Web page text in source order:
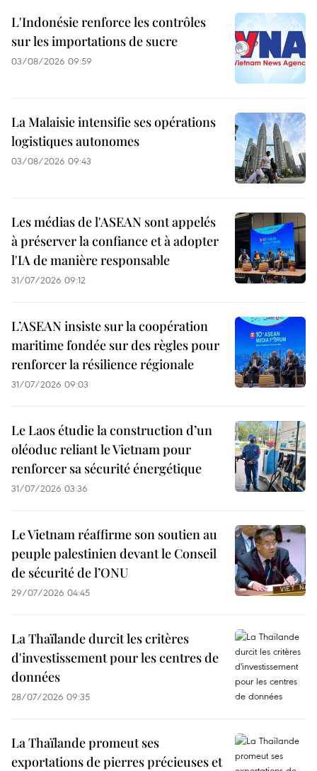
L'Indonésie renforce les contrôles
sur les importations de sucre
03/08/2026 09:59
La Malaisie intensifie ses opérations
logistiques autonomes
03/08/2026 09:43
Les médias de l'ASEAN sont appelés
à préserver la confiance et à adopter
l'IA de manière responsable
31/07/2026 09:12
L’ASEAN insiste sur la coopération
maritime fondée sur des règles pour
renforcer la résilience régionale
31/07/2026 09:03
Le Laos étudie la construction d’un
oléoduc reliant le Vietnam pour
renforcer sa sécurité énergétique
31/07/2026 03:36
Le Vietnam réaffirme son soutien au
peuple palestinien devant le Conseil
de sécurité de l’ONU
29/07/2026 04:45
La Thaïlande durcit les critères
d'investissement pour les centres de
données
28/07/2026 09:35
La Thaïlande promeut ses
exportations de pierres précieuses et